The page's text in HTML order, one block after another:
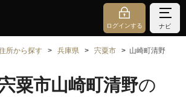
ログインする ナビ
所から探す 兵庫県 宍粟市 山崎町清野
粟市山崎町清野の